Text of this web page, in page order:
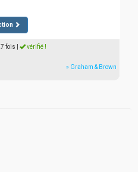
fois vérifié !
» Graham & Brown